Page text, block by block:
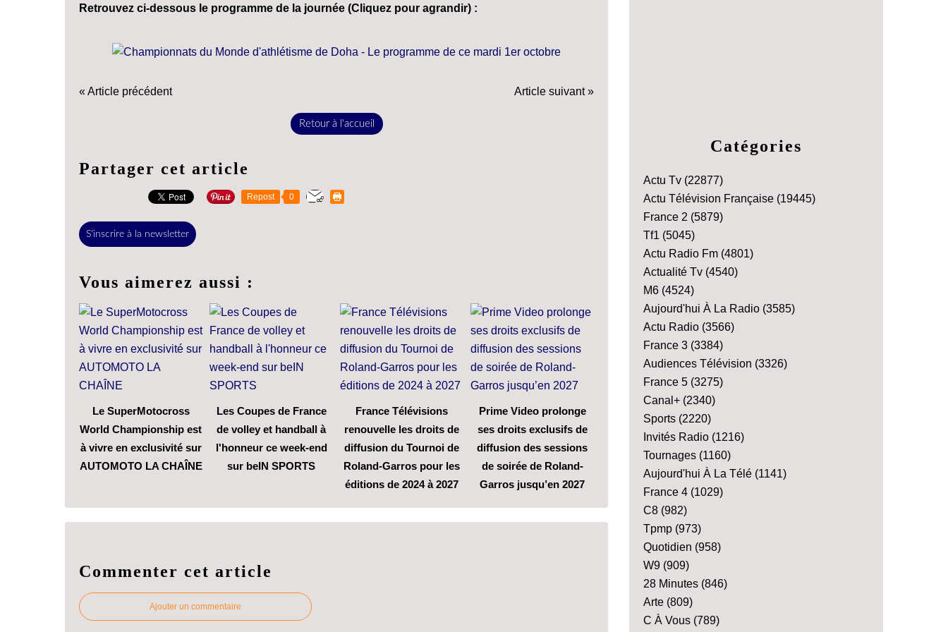
Retrouvez ci-dessous le programme de la journée (Cliquez pour agrandir) :
« Article précédent Article suivant »
Retour à l'accueil
Partager cet article
Repost 0
S'inscrire à la newsletter
Vous aimerez aussi :
Le SuperMotocross
World Championship est
à vivre en exclusivité sur
AUTOMOTO LA CHAÎNE
Les Coupes de France
de volley et handball à
l'honneur ce week-end
sur beIN SPORTS
France Télévisions
renouvelle les droits de
diffusion du Tournoi de
Roland-Garros pour les
éditions de 2024 à 2027
Prime Video prolonge
ses droits exclusifs de
diffusion des sessions
de soirée de Roland-
Garros jusqu’en 2027
Commenter cet article
Ajouter un commentaire
Catégories
Actu Tv (22877)
Actu Télévision Française (19445)
France 2 (5879)
Tf1 (5045)
Actu Radio Fm (4801)
Actualité Tv (4540)
M6 (4524)
Aujourd'hui À La Radio (3585)
Actu Radio (3566)
France 3 (3384)
Audiences Télévision (3326)
France 5 (3275)
Canal+ (2340)
Sports (2220)
Invités Radio (1216)
Tournages (1160)
Aujourd'hui À La Télé (1141)
France 4 (1029)
C8 (982)
Tpmp (973)
Quotidien (958)
W9 (909)
28 Minutes (846)
Arte (809)
C À Vous (789)